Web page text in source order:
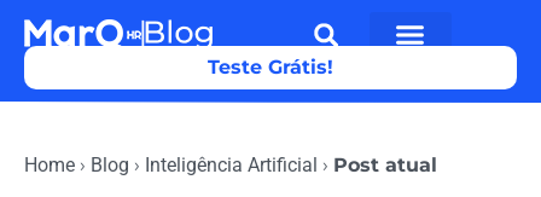
Teste Grátis!
Home › Blog › Inteligência Artificial › Post atual